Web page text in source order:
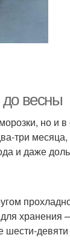
до весны
но и
три
и даже
хранения
шести-